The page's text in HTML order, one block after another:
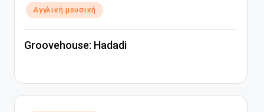
Αναρτήθηκε
σε
Αγγλική μουσική
Groovehouse: Hadadi